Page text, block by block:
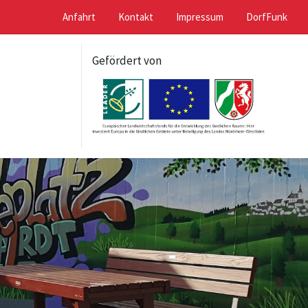
Anfahrt Kontakt Impressum DorfFunk
Gefördert von